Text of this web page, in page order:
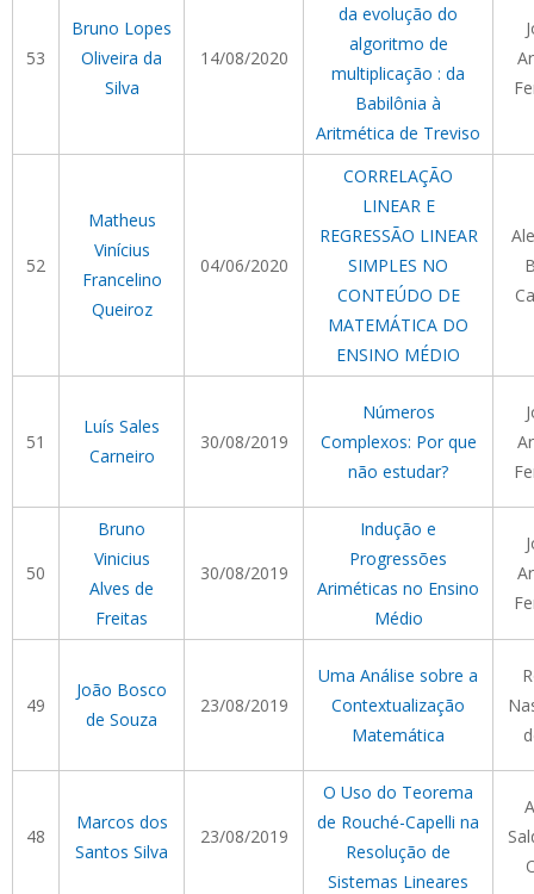
53
Bruno Lopes
Oliveira da
Silva
14/08/2020
da evolução do
algoritmo de
multiplicação : da
Babilônia à
Aritmética de Treviso
52
Matheus
Vinícius
Francelino
Queiroz
04/06/2020
CORRELAÇÃO
LINEAR E
REGRESSÃO LINEAR
SIMPLES NO
CONTEÚDO DE
MATEMÁTICA DO
ENSINO MÉDIO
51
Luís Sales
Carneiro
30/08/2019
Números
Complexos: Por que
não estudar?
50
Bruno
Vinicius
Alves de
Freitas
30/08/2019
Indução e
Progressões
Ariméticas no Ensino
Médio
49
João Bosco
de Souza
23/08/2019
Uma Análise sobre a
Contextualização
Matemática
48
Marcos dos
Santos Silva
23/08/2019
O Uso do Teorema
de Rouché-Capelli na
Resolução de
Sistemas Lineares